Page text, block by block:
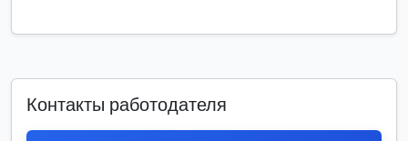
Контакты работодателя